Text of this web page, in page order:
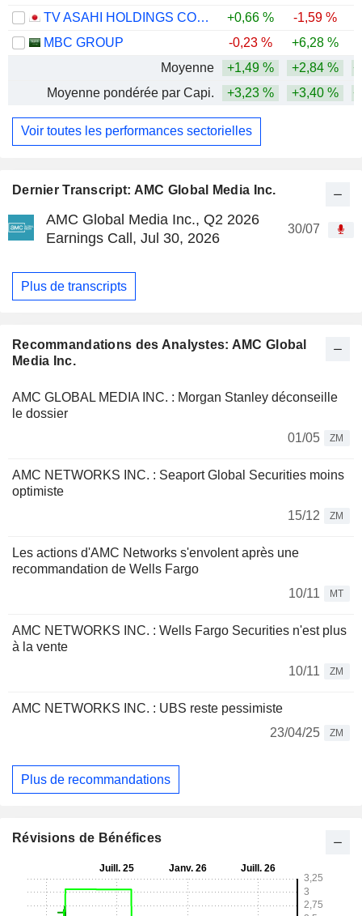
Dernier Transcript: AMC Global Media Inc.
AMC Global Media Inc., Q2 2026
Earnings Call, Jul 30, 2026
30/07
Plus de transcripts
Recommandations des Analystes: AMC Global
Media Inc.
AMC GLOBAL MEDIA INC. : Morgan Stanley déconseille
le dossier
01/05
ZM
AMC NETWORKS INC. : Seaport Global Securities moins
optimiste
15/12
ZM
Les actions d'AMC Networks s'envolent après une
recommandation de Wells Fargo
10/11
MT
AMC NETWORKS INC. : Wells Fargo Securities n'est plus
à la vente
10/11
ZM
AMC NETWORKS INC. : UBS reste pessimiste
23/04/25
ZM
Plus de recommandations
TV ASAHI HOLDINGS CORPORATION
+0,66 % -1,59 %
MBC GROUP
-0,23 % +6,28 %
Moyenne
+1,49 % +2,84 %
Moyenne pondérée par Capi.
+3,23 % +3,40 %
Voir toutes les performances sectorielles
Révisions de Bénéfices